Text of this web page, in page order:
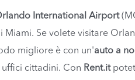
International Airport
Se volete visitare
migliore è con un'auto a
cittadini. Con Rent.it